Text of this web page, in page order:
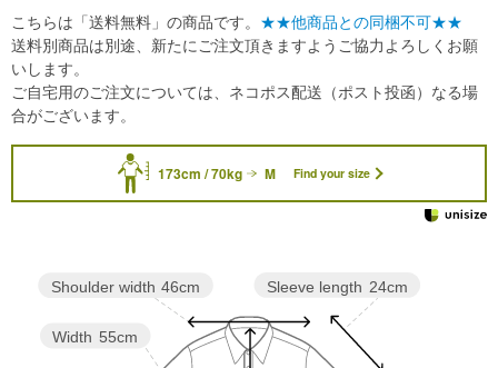
173cm / 70kg M Find your size
Sleeve length 24cm
Width 55cm
Shoulder width 46cm
こちらは「送料無料」の商品です。 ★★他商品との同梱不可★★
送料別商品は別途、新たにご注文頂きますようご協力よろしくお願
いします。
ご自宅用のご注文については、ネコポス配送（ポスト投函）なる場
合がございます。